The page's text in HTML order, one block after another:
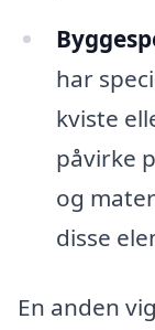
har
kviste
påvirke
og
disse
En anden